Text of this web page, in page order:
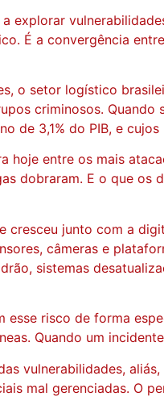
explorar
É a convergência
o setor logístico
criminosos.
de 3,1% do PIB, e
hoje entre os mais
dobraram. E o que os
cresceu junto com a
câmeras e
sistemas
esse risco de forma
Quando um
vulnerabilidades,
mal gerenciadas. O